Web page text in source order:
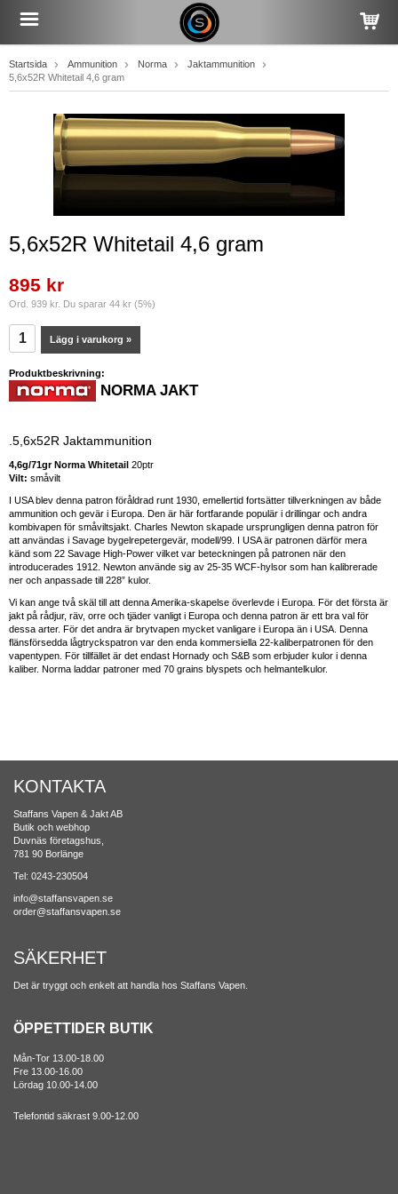
Startsida Ammunition Norma
Jaktammunition
5,6x52R Whitetail 4,6 gram
5,6x52R Whitetail 4,6 gram
895 kr
Ord. 939 kr. Du sparar 44 kr (5%)
Lägg i varukorg »
Produktbeskrivning:
NORMA JAKT
.5,6x52R Jaktammunition
4,6g/71gr Norma Whitetail 20ptr
Vilt: småvilt
I USA blev denna patron föråldrad runt 1930, emellertid fortsätter tillverkningen av både
ammunition och gevär i Europa. Den är här fortfarande populär i drillingar och andra
kombivapen för småviltsjakt. Charles Newton skapade ursprungligen denna patron för
att användas i Savage bygelrepetergevär, modell/99. I USA är patronen därför mera
känd som 22 Savage High-Power vilket var beteckningen på patronen när den
introducerades 1912. Newton använde sig av 25-35 WCF-hylsor som han kalibrerade
ner och anpassade till 228” kulor.
Vi kan ange två skäl till att denna Amerika-skapelse överlevde i Europa. För det första är
jakt på rådjur, räv, orre och tjäder vanligt i Europa och denna patron är ett bra val för
dessa arter. För det andra är brytvapen mycket vanligare i Europa än i USA. Denna
flänsförsedda lågtryckspatron var den enda kommersiella 22-kaliberpatronen för den
vapentypen. För tillfället är det endast Hornady och S&B som erbjuder kulor i denna
kaliber. Norma laddar patroner med 70 grains blyspets och helmantelkulor.
KONTAKTA
Staffans Vapen & Jakt AB
Butik och webhop
Duvnäs företagshus,
781 90 Borlänge
Tel: 0243-230504
info@staffansvapen.se
order@staffansvapen.se
SÄKERHET
Det är tryggt och enkelt att handla hos Staffans Vapen.
ÖPPETTIDER BUTIK
Mån-Tor 13.00-18.00
Fre 13.00-16.00
Lördag 10.00-14.00
Telefontid säkrast 9.00-12.00